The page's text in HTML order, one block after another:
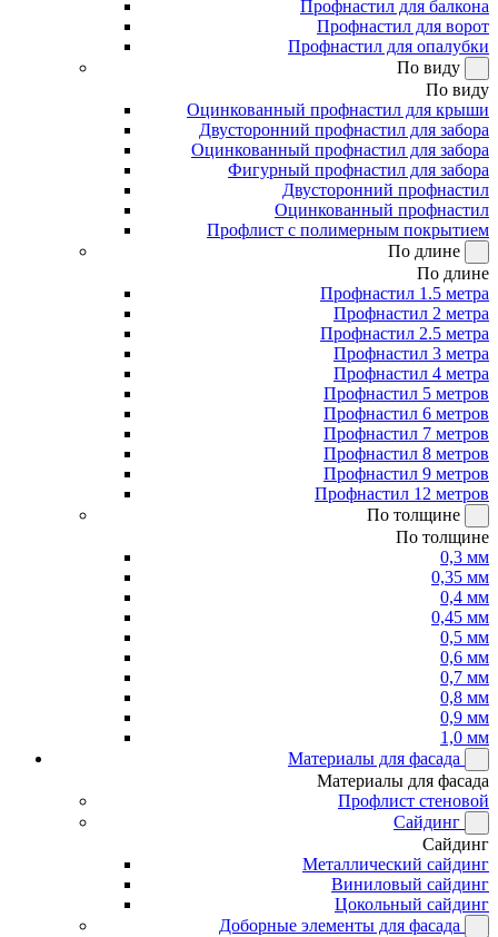
Профнастил для балкона
Профнастил для ворот
Профнастил для опалубки
По виду
По виду
Оцинкованный профнастил для крыши
Двусторонний профнастил для забора
Оцинкованный профнастил для забора
Фигурный профнастил для забора
Двусторонний профнастил
Оцинкованный профнастил
Профлист с полимерным покрытием
По длине
По длине
Профнастил 1.5 метра
Профнастил 2 метра
Профнастил 2.5 метра
Профнастил 3 метра
Профнастил 4 метра
Профнастил 5 метров
Профнастил 6 метров
Профнастил 7 метров
Профнастил 8 метров
Профнастил 9 метров
Профнастил 12 метров
По толщине
По толщине
0,3 мм
0,35 мм
0,4 мм
0,45 мм
0,5 мм
0,6 мм
0,7 мм
0,8 мм
0,9 мм
1,0 мм
Материалы для фасада
Материалы для фасада
Профлист стеновой
Сайдинг
Сайдинг
Металлический сайдинг
Виниловый сайдинг
Цокольный сайдинг
Доборные элементы для фасада